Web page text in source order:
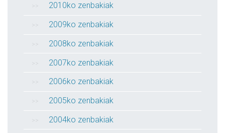
2010ko zenbakiak
2009ko zenbakiak
2008ko zenbakiak
2007ko zenbakiak
2006ko zenbakiak
2005ko zenbakiak
2004ko zenbakiak